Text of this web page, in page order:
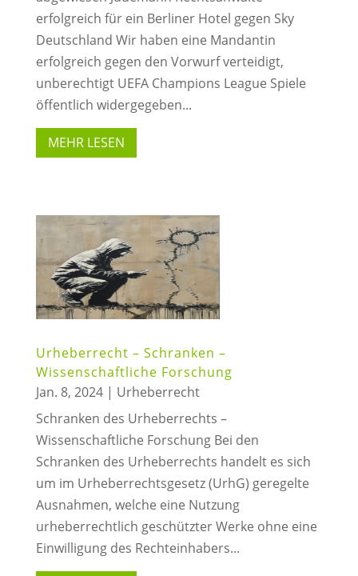
erfolgreich für ein Berliner Hotel gegen Sky
Deutschland Wir haben eine Mandantin
erfolgreich gegen den Vorwurf verteidigt,
unberechtigt UEFA Champions League Spiele
öffentlich widergegeben...
MEHR LESEN
Urheberrecht – Schranken –
Wissenschaftliche Forschung
Jan. 8, 2024| Urheberrecht
Schranken des Urheberrechts –
Wissenschaftliche Forschung Bei den
Schranken des Urheberrechts handelt es sich
um im Urheberrechtsgesetz (UrhG) geregelte
Ausnahmen, welche eine Nutzung
urheberrechtlich geschützter Werke ohne eine
Einwilligung des Rechteinhabers...